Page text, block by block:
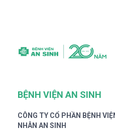
BỆNH VIỆN AN SINH
CÔNG TY CỔ PHẦN BỆNH
NHÂN AN SINH